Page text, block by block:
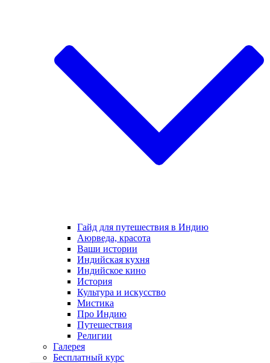
Гайд для путешествия в Индию
Аюрведа, красота
Ваши истории
Индийская кухня
Индийское кино
История
Культура и искусство
Мистика
Про Индию
Путешествия
Религии
Галерея
Бесплатный курс